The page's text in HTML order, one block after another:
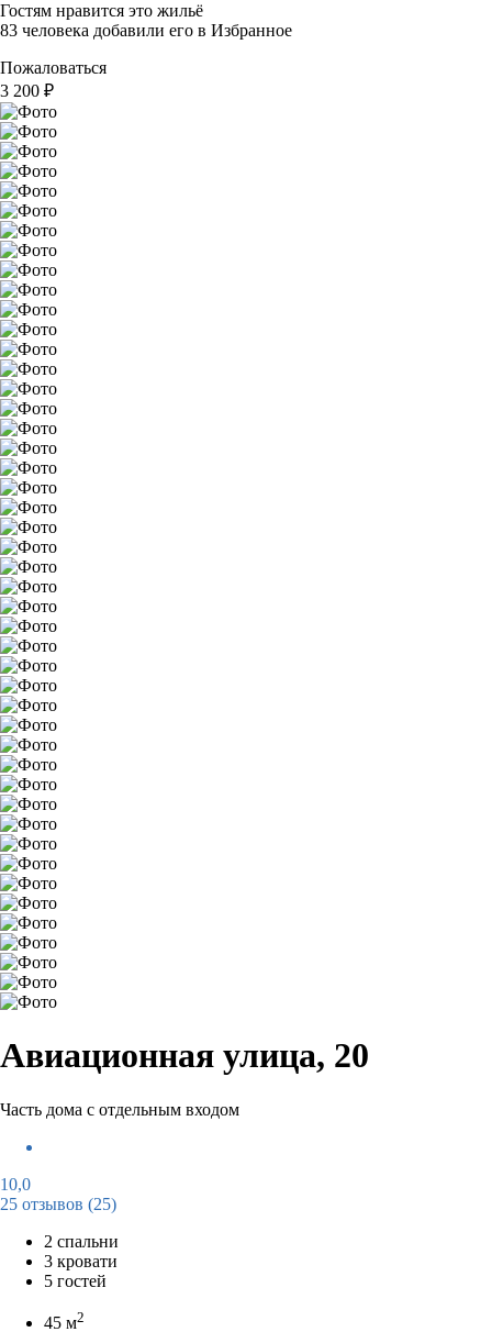
Гостям нравится это жильё
83 человека добавили его в Избранное
Пожаловаться
3 200 ₽
Авиационная улица, 20
Часть дома с отдельным входом
10,0
25 отзывов (25)
2 спальни
3 кровати
5 гостей
45 м2